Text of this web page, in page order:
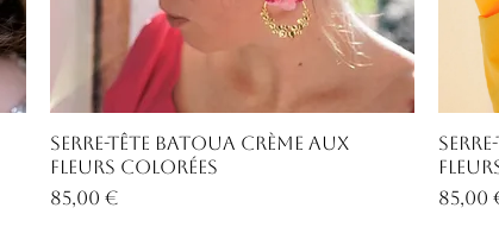
Aperçu rapide
Serre-tête Batoua crème aux
fleurs colorées
Prix
85,00 €
Prix
85,00